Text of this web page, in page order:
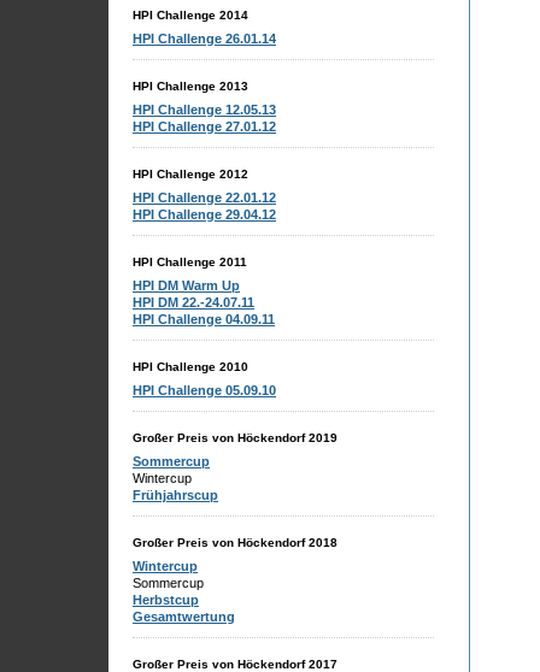
HPI Challenge 2014
HPI Challenge 26.01.14
HPI Challenge 2013
HPI Challenge 12.05.13
HPI Challenge 27.01.12
HPI Challenge 2012
HPI Challenge 22.01.12
HPI Challenge 29.04.12
HPI Challenge 2011
HPI DM Warm Up
HPI DM 22.-24.07.11
HPI Challenge 04.09.11
HPI Challenge 2010
HPI Challenge 05.09.10
Großer Preis von Höckendorf 2019
Sommercup
Wintercup
Frühjahrscup
Großer Preis von Höckendorf 2018
Wintercup
Sommercup
Herbstcup
Gesamtwertung
Großer Preis von Höckendorf 2017